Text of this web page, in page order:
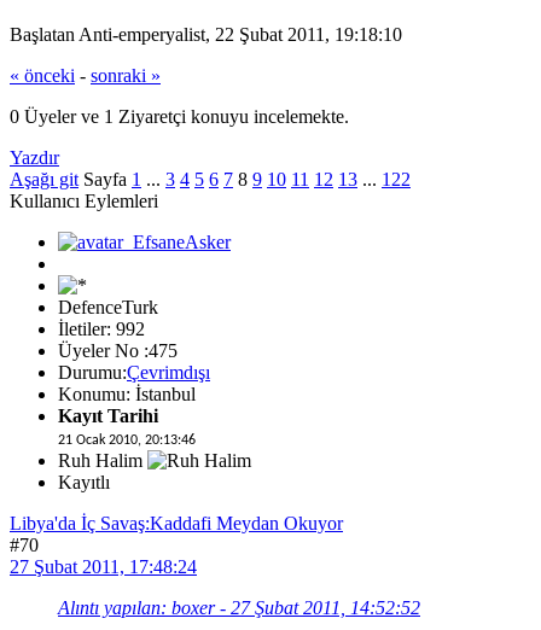
Başlatan Anti-emperyalist, 22 Şubat 2011, 19:18:10
« önceki - sonraki »
0 Üyeler ve 1 Ziyaretçi konuyu incelemekte.
Yazdır
Aşağı git Sayfa 1 ... 3 4 5 6 7 8 9 10 11 12 13 ... 122
Kullanıcı Eylemleri
DefenceTurk
İletiler: 992
Üyeler No :475
Durumu:Çevrimdışı
Konumu: İstanbul
Kayıt Tarihi
21 Ocak 2010, 20:13:46
Ruh Halim
Kayıtlı
Libya'da İç Savaş:Kaddafi Meydan Okuyor
#70
27 Şubat 2011, 17:48:24
Alıntı yapılan: boxer - 27 Şubat 2011, 14:52:52